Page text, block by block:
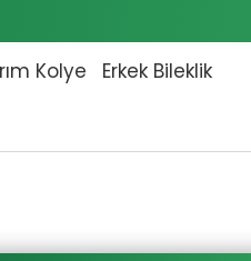
Kolye
Erkek Bileklik